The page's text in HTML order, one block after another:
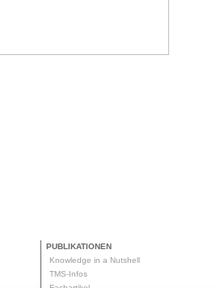
PUBLIKATIONEN
Knowledge in a Nutshell
TMS-Infos